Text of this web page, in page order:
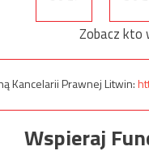
Zobacz kto
Kancelarii Prawnej Litwin:
Wspieraj